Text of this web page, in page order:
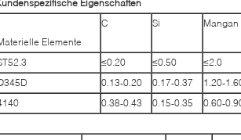
Eigenschaften
Elemente
C Si Mangan
≤0.20 ≤0.50 ≤2.0
0.13-0.20 0.17-0.37 1.20-
0.38-0.43 0.15-0.35 0.60-